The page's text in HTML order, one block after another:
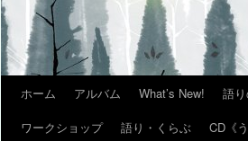
ホーム アルバム What’s New! 語
ワークショップ
語り・くらぶ CD《